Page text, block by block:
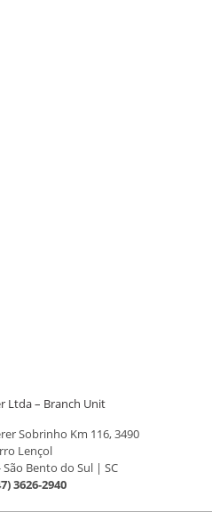
Ltda – Branch Unit
Sobrinho Km 116, 3490
Lençol
São Bento do Sul | SC
3626-2940